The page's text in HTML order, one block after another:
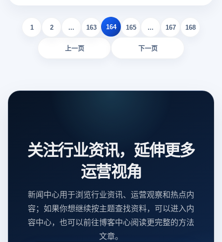
上一页
1 2 ... 163 164 165 ... 167 168
下一页
关注行业资讯，延伸更多
运营视角
新闻中心用于浏览行业资讯、运营观察和热点内
容；如果你想继续按主题查找资料，可以进入内
容中心，也可以前往博客中心阅读更完整的方法
文章。